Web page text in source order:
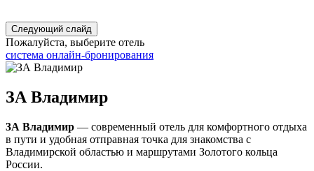
Следующий слайд
Пожалуйста, выберите отель
система онлайн-бронирования
ЗА Владимир
3А Владимир — современный отель для комфортного отдыха
в пути и удобная отправная точка для знакомства с
Владимирской областью и маршрутами Золотого кольца
России.